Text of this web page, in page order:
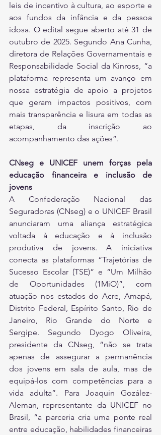
leis de incentivo à cultura, ao esporte e
aos fundos da infância e da pessoa
idosa. O edital segue aberto até 31 de
outubro de 2025. Segundo Ana Cunha,
diretora de Relações Governamentais e
Responsabilidade Social da Kinross, “a
plataforma representa um avanço em
nossa estratégia de apoio a projetos
que geram impactos positivos, com
mais transparência e lisura em todas as
etapas, da inscrição ao
acompanhamento das ações”.
CNseg e UNICEF unem forças pela
educação financeira e inclusão de
jovens
A Confederação Nacional das
Seguradoras (CNseg) e o UNICEF Brasil
anunciaram uma aliança estratégica
voltada à educação e à inclusão
produtiva de jovens. A iniciativa
conecta as plataformas “Trajetórias de
Sucesso Escolar (TSE)” e “Um Milhão
de Oportunidades (1MiO)”, com
atuação nos estados do Acre, Amapá,
Distrito Federal, Espírito Santo, Rio de
Janeiro, Rio Grande do Norte e
Sergipe. Segundo Dyogo Oliveira,
presidente da CNseg, “não se trata
apenas de assegurar a permanência
dos jovens em sala de aula, mas de
equipá-los com competências para a
vida adulta”. Para Joaquin Gozález-
Aleman, representante da UNICEF no
Brasil, “a parceria cria uma ponte real
entre educação, habilidades financeiras